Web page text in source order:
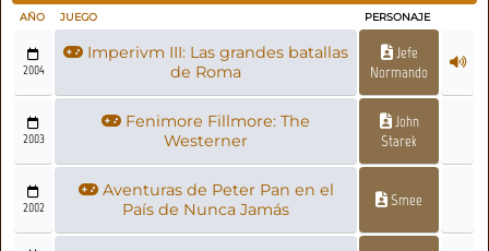
AÑO JUEGO PERSONAJE
2004
Imperivm III: Las grandes batallas
de Roma
Jefe
Normando
2003
Fenimore Fillmore: The
Westerner
John
Starek
2002
Aventuras de Peter Pan en el
País de Nunca Jamás
Smee